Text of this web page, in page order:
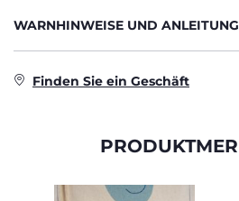
WARNHINWEISE UND ANLEITUNG
Finden Sie ein Geschäft